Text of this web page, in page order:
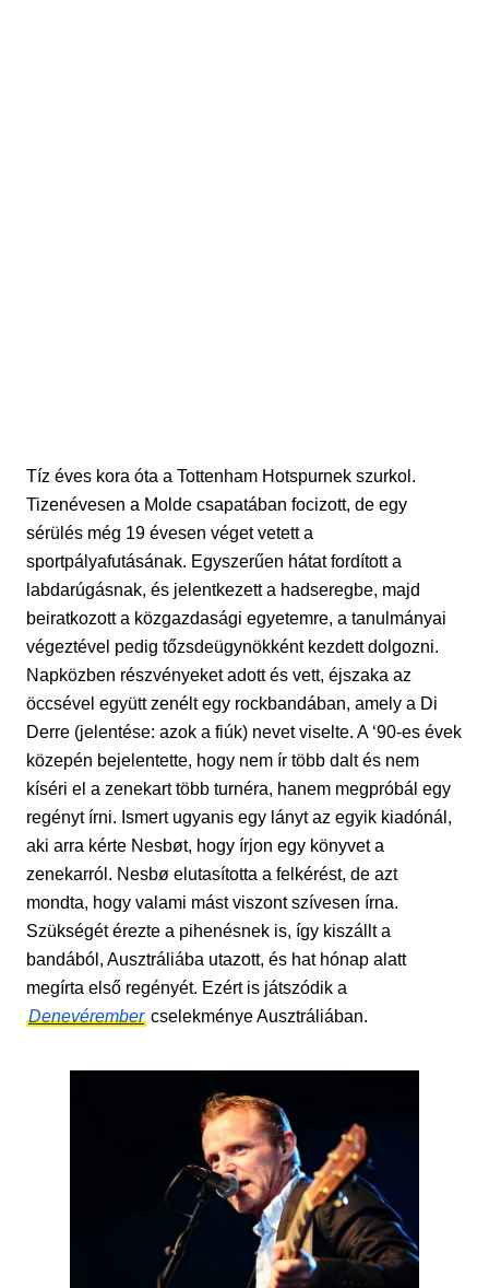
Tíz éves kora óta a Tottenham Hotspurnek szurkol.
Tizenévesen a Molde csapatában focizott, de egy
sérülés még 19 évesen véget vetett a
sportpályafutásának. Egyszerűen hátat fordított a
labdarúgásnak, és jelentkezett a hadseregbe, majd
beiratkozott a közgazdasági egyetemre, a tanulmányai
végeztével pedig tőzsdeügynökként kezdett dolgozni.
Napközben részvényeket adott és vett, éjszaka az
öccsével együtt zenélt egy rockbandában, amely a Di
Derre (jelentése: azok a fiúk) nevet viselte. A ‘90-es évek
közepén bejelentette, hogy nem ír több dalt és nem
kíséri el a zenekart több turnéra, hanem megpróbál egy
regényt írni. Ismert ugyanis egy lányt az egyik kiadónál,
aki arra kérte Nesbøt, hogy írjon egy könyvet a
zenekarról. Nesbø elutasította a felkérést, de azt
mondta, hogy valami mást viszont szívesen írna.
Szükségét érezte a pihenésnek is, így kiszállt a
bandából, Ausztráliába utazott, és hat hónap alatt
megírta első regényét. Ezért is játszódik a
Denevérember cselekménye Ausztráliában.